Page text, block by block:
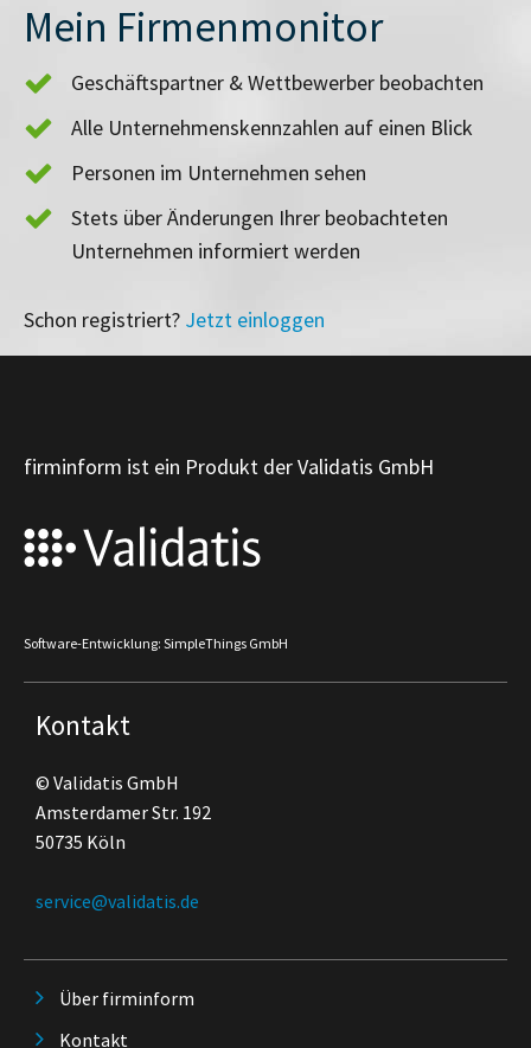
Mein Firmenmonitor
Geschäftspartner & Wettbewerber beobachten
Alle Unternehmenskennzahlen auf einen Blick
Personen im Unternehmen sehen
Stets über Änderungen Ihrer beobachteten
Unternehmen informiert werden
Schon registriert? Jetzt einloggen
firminform ist ein Produkt der Validatis GmbH
Software-Entwicklung: SimpleThings GmbH
Kontakt
© Validatis GmbH
Amsterdamer Str. 192
50735 Köln
service@validatis.de
Über firminform
Kontakt